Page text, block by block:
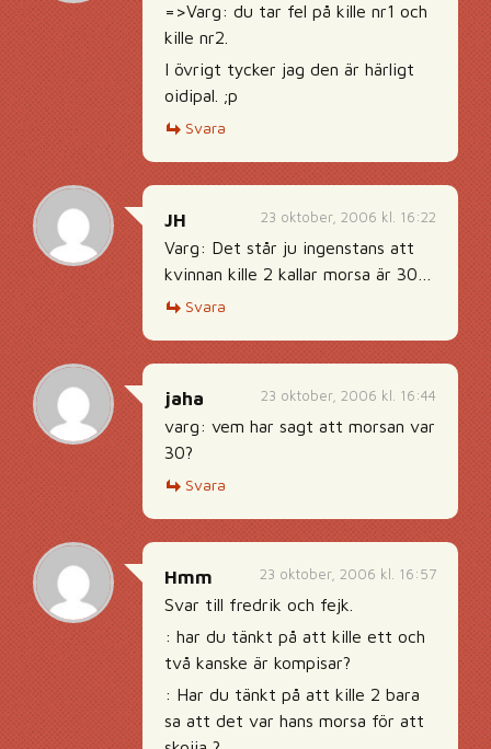
=>Varg: du tar fel på kille nr1 och
kille nr2.
I övrigt tycker jag den är härligt
oidipal. ;p
Svara
23 oktober, 2006 kl. 16:22
JH
Varg: Det står ju ingenstans att
kvinnan kille 2 kallar morsa är 30…
Svara
23 oktober, 2006 kl. 16:44
jaha
varg: vem har sagt att morsan var
30?
Svara
23 oktober, 2006 kl. 16:57
Hmm
Svar till fredrik och fejk.
: har du tänkt på att kille ett och
två kanske är kompisar?
: Har du tänkt på att kille 2 bara
sa att det var hans morsa för att